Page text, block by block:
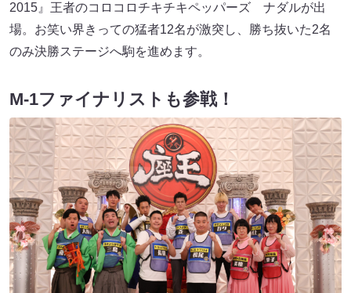
2015』王者のコロコロチキチキペッパーズ ナダルが出
場。お笑い界きっての猛者12名が激突し、勝ち抜いた2名
のみ決勝ステージへ駒を進めます。
M-1ファイナリストも参戦！